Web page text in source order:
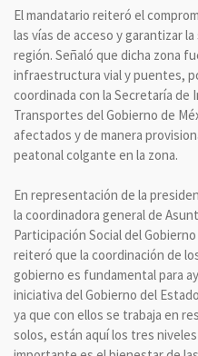
El mandatario reiteró el
las vías de acceso y garantizar
región. Señaló que dicha zona
infraestructura vial y puentes,
coordinada con la Secretaría
Transportes del Gobierno de
afectados y de manera
peatonal colgante en la zona.
En representación de la
la coordinadora general de
Participación Social del
reiteró que la coordinación de
gobierno es fundamental para
iniciativa del Gobierno del
ya que con ellos se trabaja en
solos, están aquí los tres